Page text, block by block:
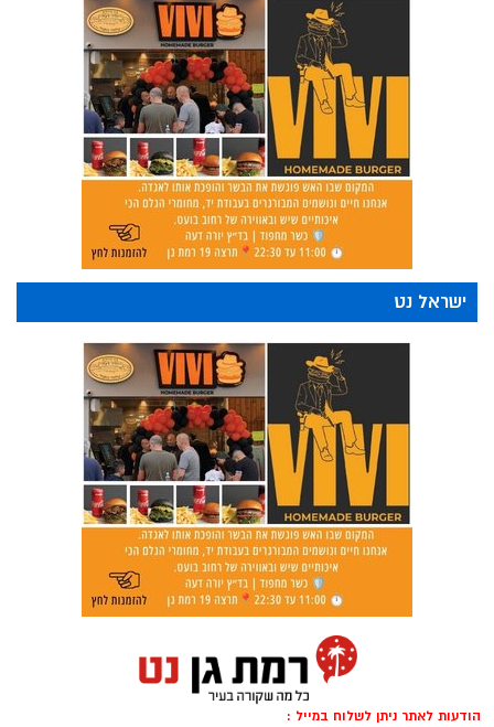
היא מנה מרעננת, חגיגית ומלאת צבע,
המתאימה במיוחד לערב רומנטי של קיץ
ישראלי.
ישראל נט
הודעות לאתר ניתן לשלוח במייל :